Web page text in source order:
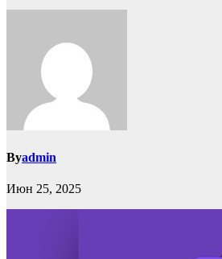
Byadmin
Июн 25, 2025